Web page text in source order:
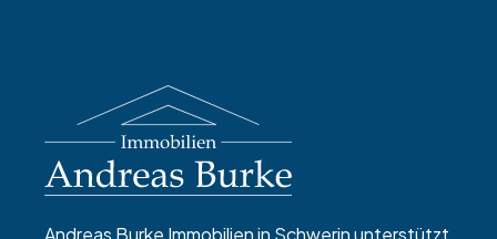
Andreas Burke Immobilien in Schwerin unterstützt